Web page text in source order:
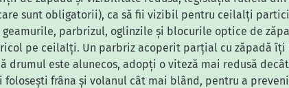
sunt obligatorii), ca să fii vizibil pentru ceilalți
parbrizul, oglinzile și blocurile optice de
pe ceilalți. Un parbriz acoperit parțial cu zăpadă îți
drumul este alunecos, adopți o viteză mai redusă
frâna și volanul cât mai blând, pentru a